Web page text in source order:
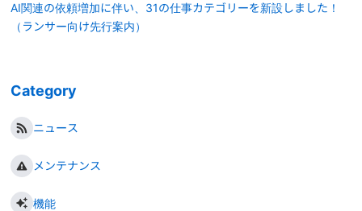
AI関連の依頼増加に伴い、31の仕事カテゴリーを新設しました！
（ランサー向け先行案内）
Category
ニュース
メンテナンス
機能